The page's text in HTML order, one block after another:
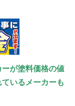
が塗料価格の値
いるメーカーも